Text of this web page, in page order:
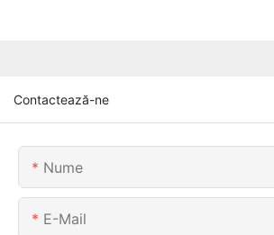
Contactează-ne
Nume
E-Mail